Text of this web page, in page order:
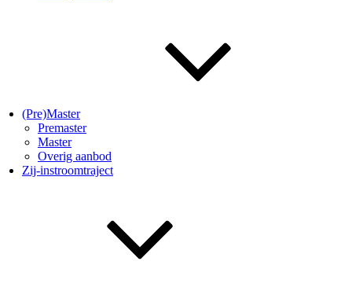
(Pre)Master
Premaster
Master
Overig aanbod
Zij-instroomtraject